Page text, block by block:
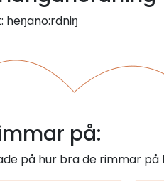
heŋano:rdniŋ
på:
på hur bra de rimmar på